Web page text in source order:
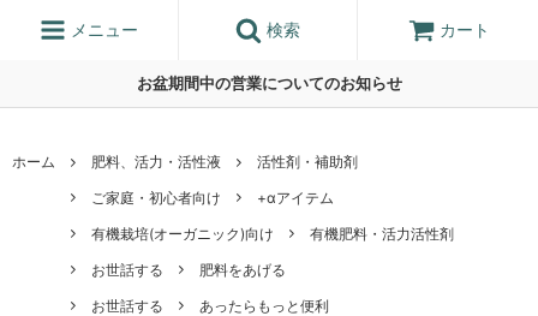
お盆期間中の営業についてのお知らせ
メニュー 検索 カート
ホーム 肥料、活力・活性液
活性剤・補助剤
ご家庭・初心者向け
+αアイテム
有機栽培(オーガニック)向け
有機肥料・活力活性剤
お世話する
肥料をあげる
お世話する
あったらもっと便利